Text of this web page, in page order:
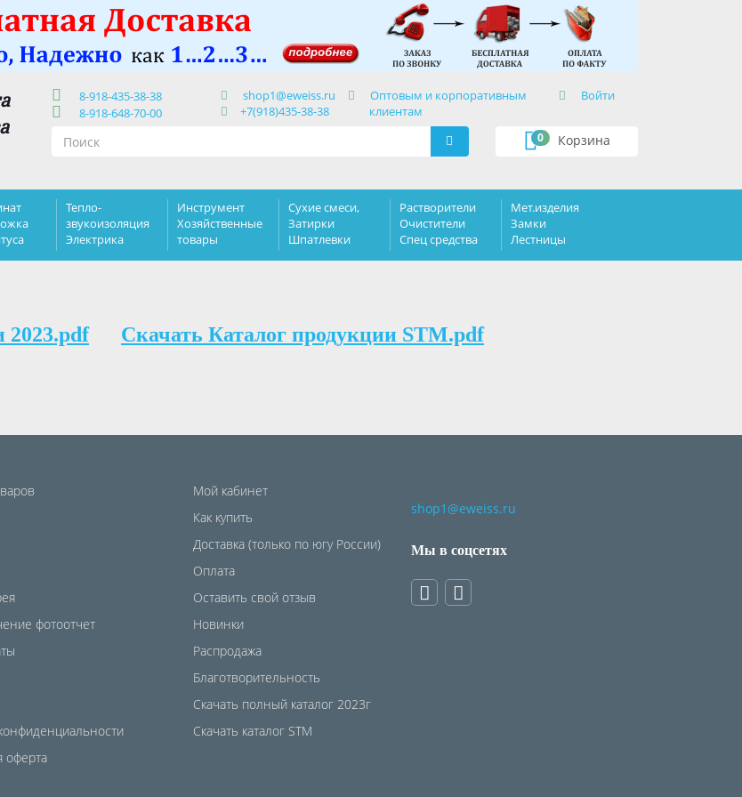
8-918-435-38-38
8-918-648-70-00
shop1@eweiss.ru
+7(918)435-38-38
Оптовым и корпоративным
клиентам
Войти
Корзина
0
Тепло-
звукоизоляция
Электрика
Инструмент
Хозяйственные
товары
Сухие смеси,
Затирки
Шпатлевки
Растворители
Очистители
Спец средства
Мет.изделия
Замки
Лестницы
2023.pdf Скачать Каталог продукции STM.pdf
фотоотчет
оферта
Мой кабинет
Как купить
Доставка (только по югу России)
Оплата
Оставить свой отзыв
Новинки
Распродажа
Благотворительность
Скачать полный каталог 2023г
Скачать каталог STM
shop1@eweiss.ru
Мы в соцсетях